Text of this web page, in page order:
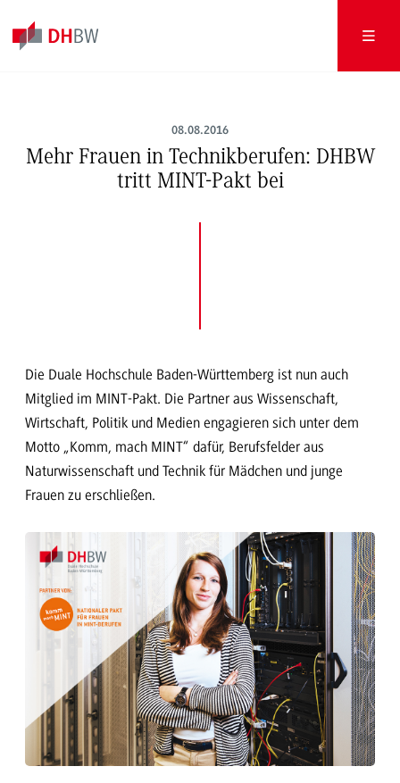
08.08.2016
Mehr Frauen in Technikberufen: DHBW
tritt MINT-Pakt bei
Die Duale Hochschule Baden-Württemberg ist nun auch
Mitglied im MINT-Pakt. Die Partner aus Wissenschaft,
Wirtschaft, Politik und Medien engagieren sich unter dem
Motto „Komm, mach MINT“ dafür, Berufsfelder aus
Naturwissenschaft und Technik für Mädchen und junge
Frauen zu erschließen.